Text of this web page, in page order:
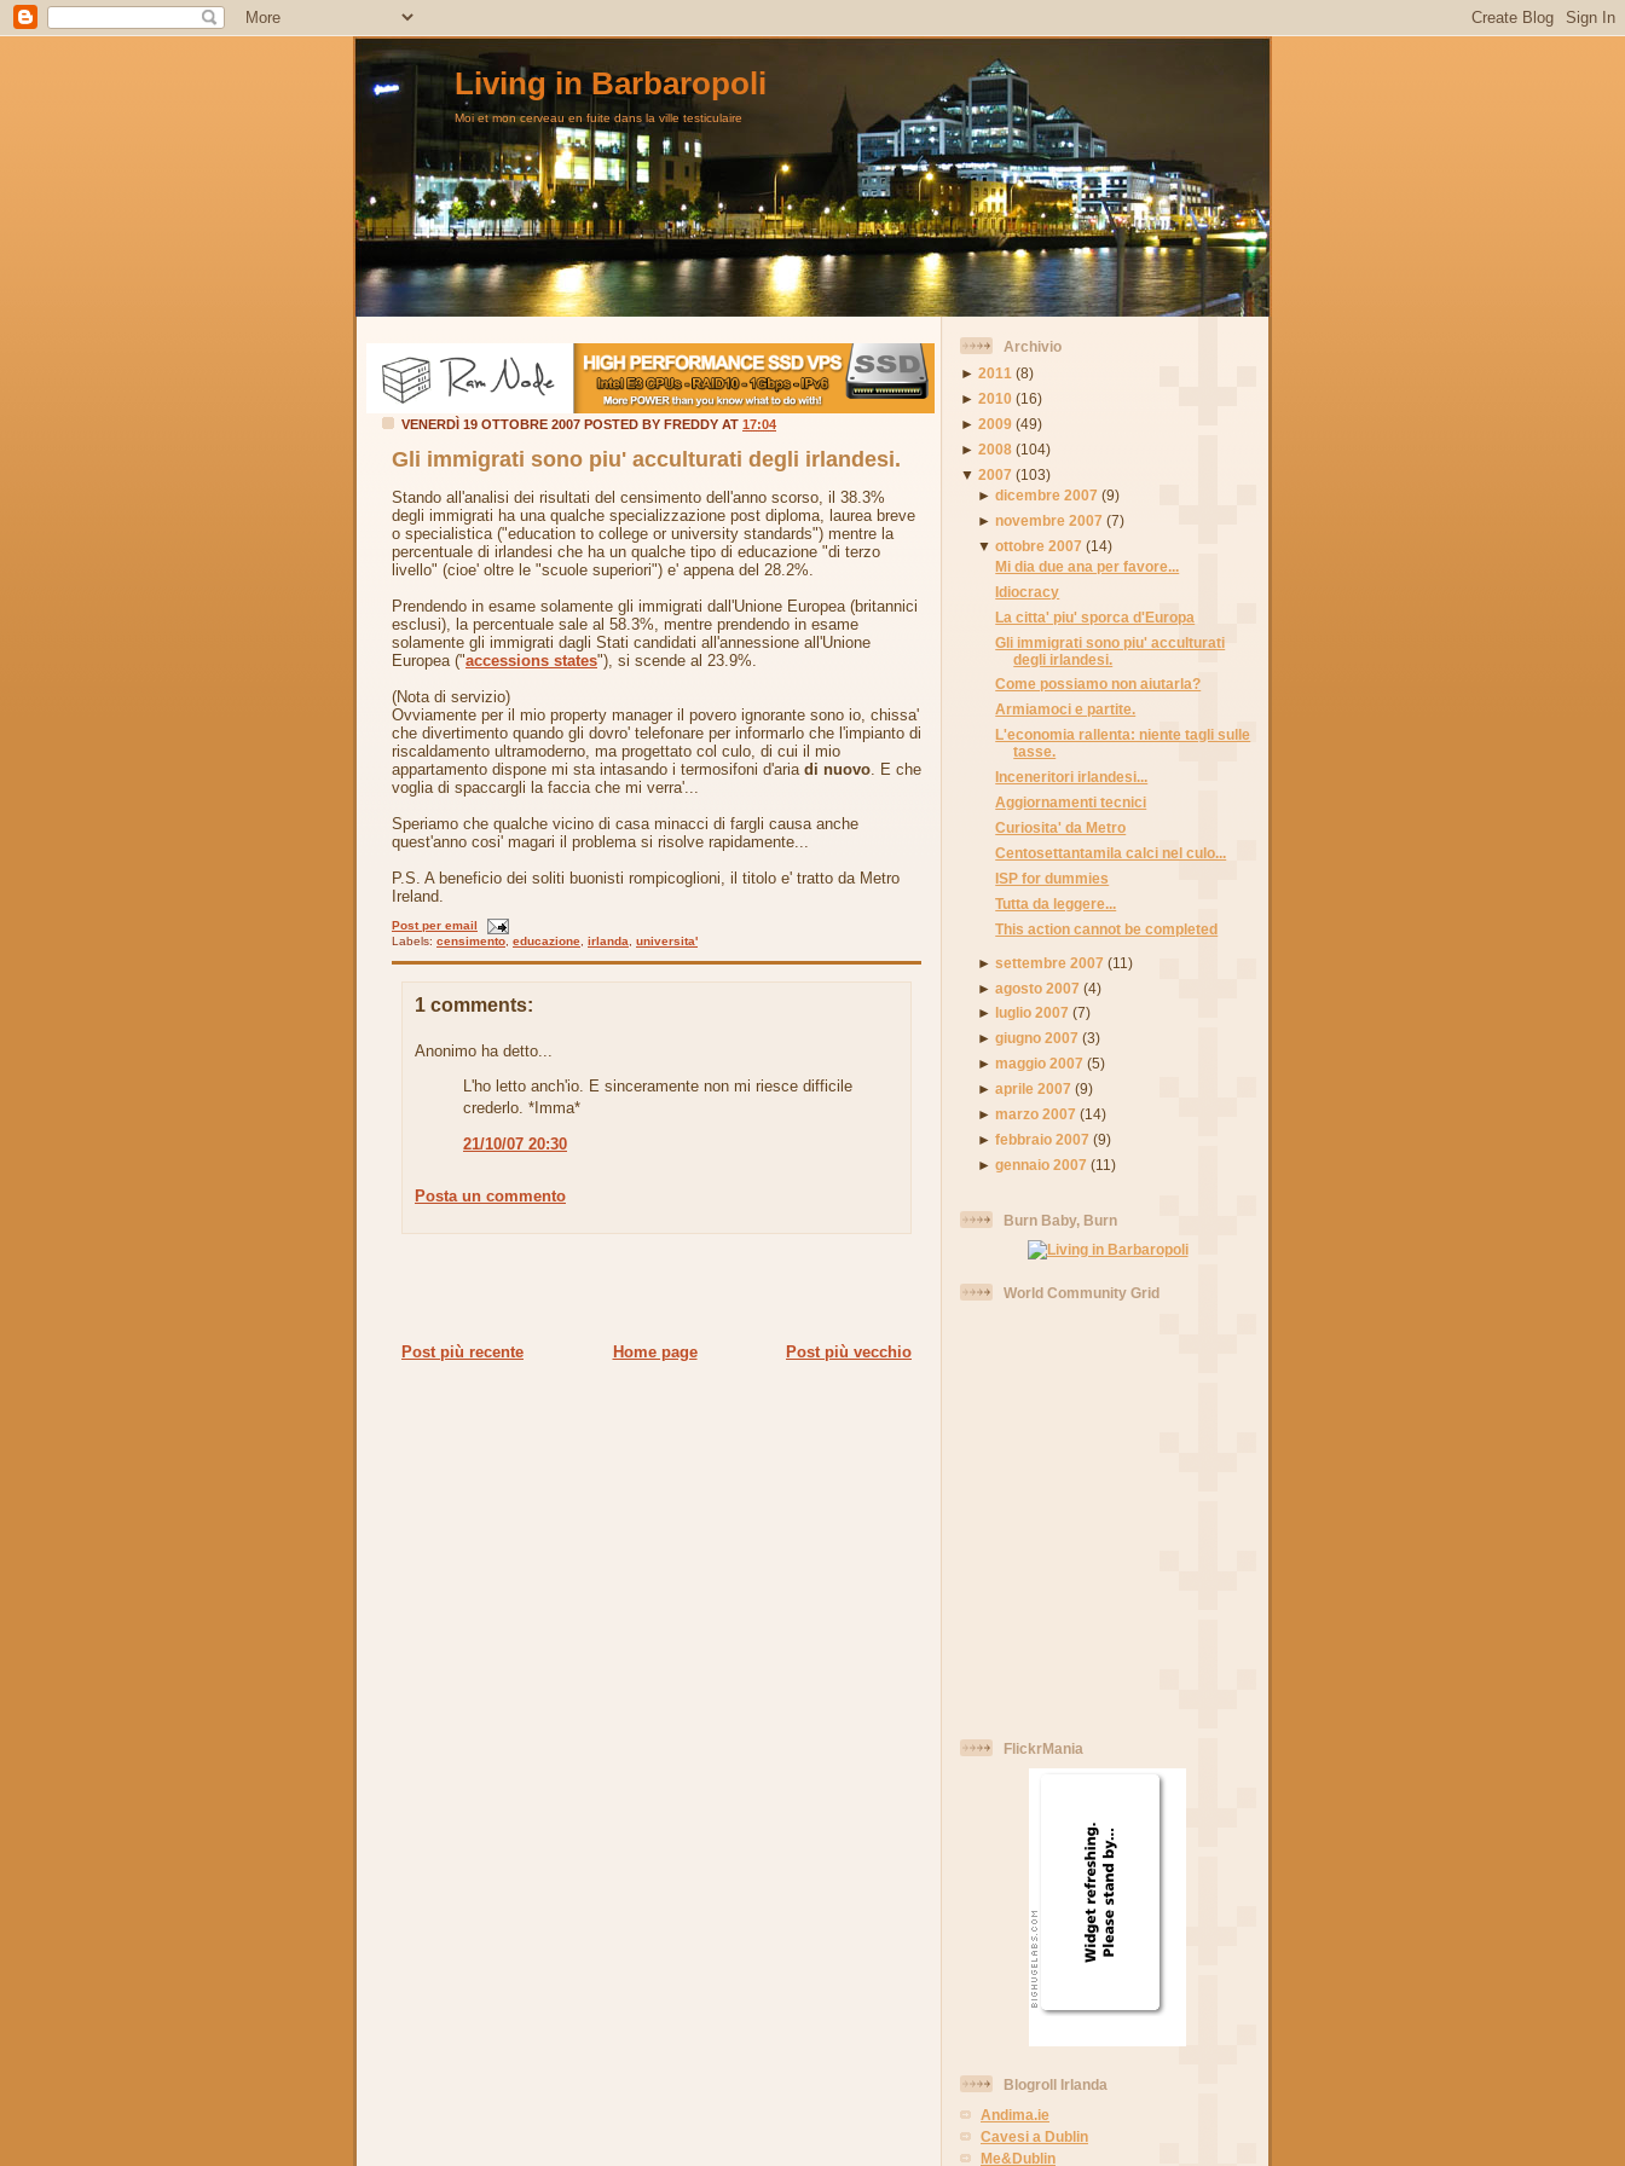
Living in Barbaropoli
Moi et mon cerveau en fuite dans la ville testiculaire
VENERDÌ 19 OTTOBRE 2007 POSTED BY FREDDY AT 17:04
Gli immigrati sono piu' acculturati degli irlandesi.
Stando all'analisi dei risultati del censimento dell'anno scorso, il 38.3%
degli immigrati ha una qualche specializzazione post diploma, laurea breve
o specialistica ("education to college or university standards") mentre la
percentuale di irlandesi che ha un qualche tipo di educazione "di terzo
livello" (cioe' oltre le "scuole superiori") e' appena del 28.2%.
Prendendo in esame solamente gli immigrati dall'Unione Europea (britannici
esclusi), la percentuale sale al 58.3%, mentre prendendo in esame
solamente gli immigrati dagli Stati candidati all'annessione all'Unione
Europea ("accessions states"), si scende al 23.9%.
(Nota di servizio)
Ovviamente per il mio property manager il povero ignorante sono io, chissa'
che divertimento quando gli dovro' telefonare per informarlo che l'impianto di
riscaldamento ultramoderno, ma progettato col culo, di cui il mio
appartamento dispone mi sta intasando i termosifoni d'aria di nuovo. E che
voglia di spaccargli la faccia che mi verra'...
Speriamo che qualche vicino di casa minacci di fargli causa anche
quest'anno cosi' magari il problema si risolve rapidamente...
P.S. A beneficio dei soliti buonisti rompicoglioni, il titolo e' tratto da Metro
Ireland.
Post per email
Labels: censimento educazione irlanda universita'
1 comments:
Anonimo ha detto...
L'ho letto anch'io. E sinceramente non mi riesce difficile
crederlo. *Imma*
21/10/07 20:30
Posta un commento
Post più recente Post più vecchio
Home page
Archivio
► 2011 (8)
► 2010 (16)
► 2009 (49)
► 2008 (104)
▼ 2007 (103)
►dicembre 2007 (9)
►novembre 2007 (7)
▼ottobre 2007 (14)
Mi dia due ana per favore...
Idiocracy
La citta' piu' sporca d'Europa
Gli immigrati sono piu' acculturati
degli irlandesi.
Come possiamo non aiutarla?
Armiamoci e partite.
L'economia rallenta: niente tagli sulle
tasse.
Inceneritori irlandesi...
Aggiornamenti tecnici
Curiosita' da Metro
Centosettantamila calci nel culo...
ISP for dummies
Tutta da leggere...
This action cannot be completed
►settembre 2007 (11)
►agosto 2007 (4)
►
luglio 2007 (7)
►giugno 2007 (3)
►maggio 2007 (5)
►aprile 2007 (9)
►marzo 2007 (14)
►febbraio 2007 (9)
►gennaio 2007 (11)
Burn Baby, Burn
World Community Grid
FlickrMania
Blogroll Irlanda
Andima.ie
Cavesi a Dublin
Me&Dublin